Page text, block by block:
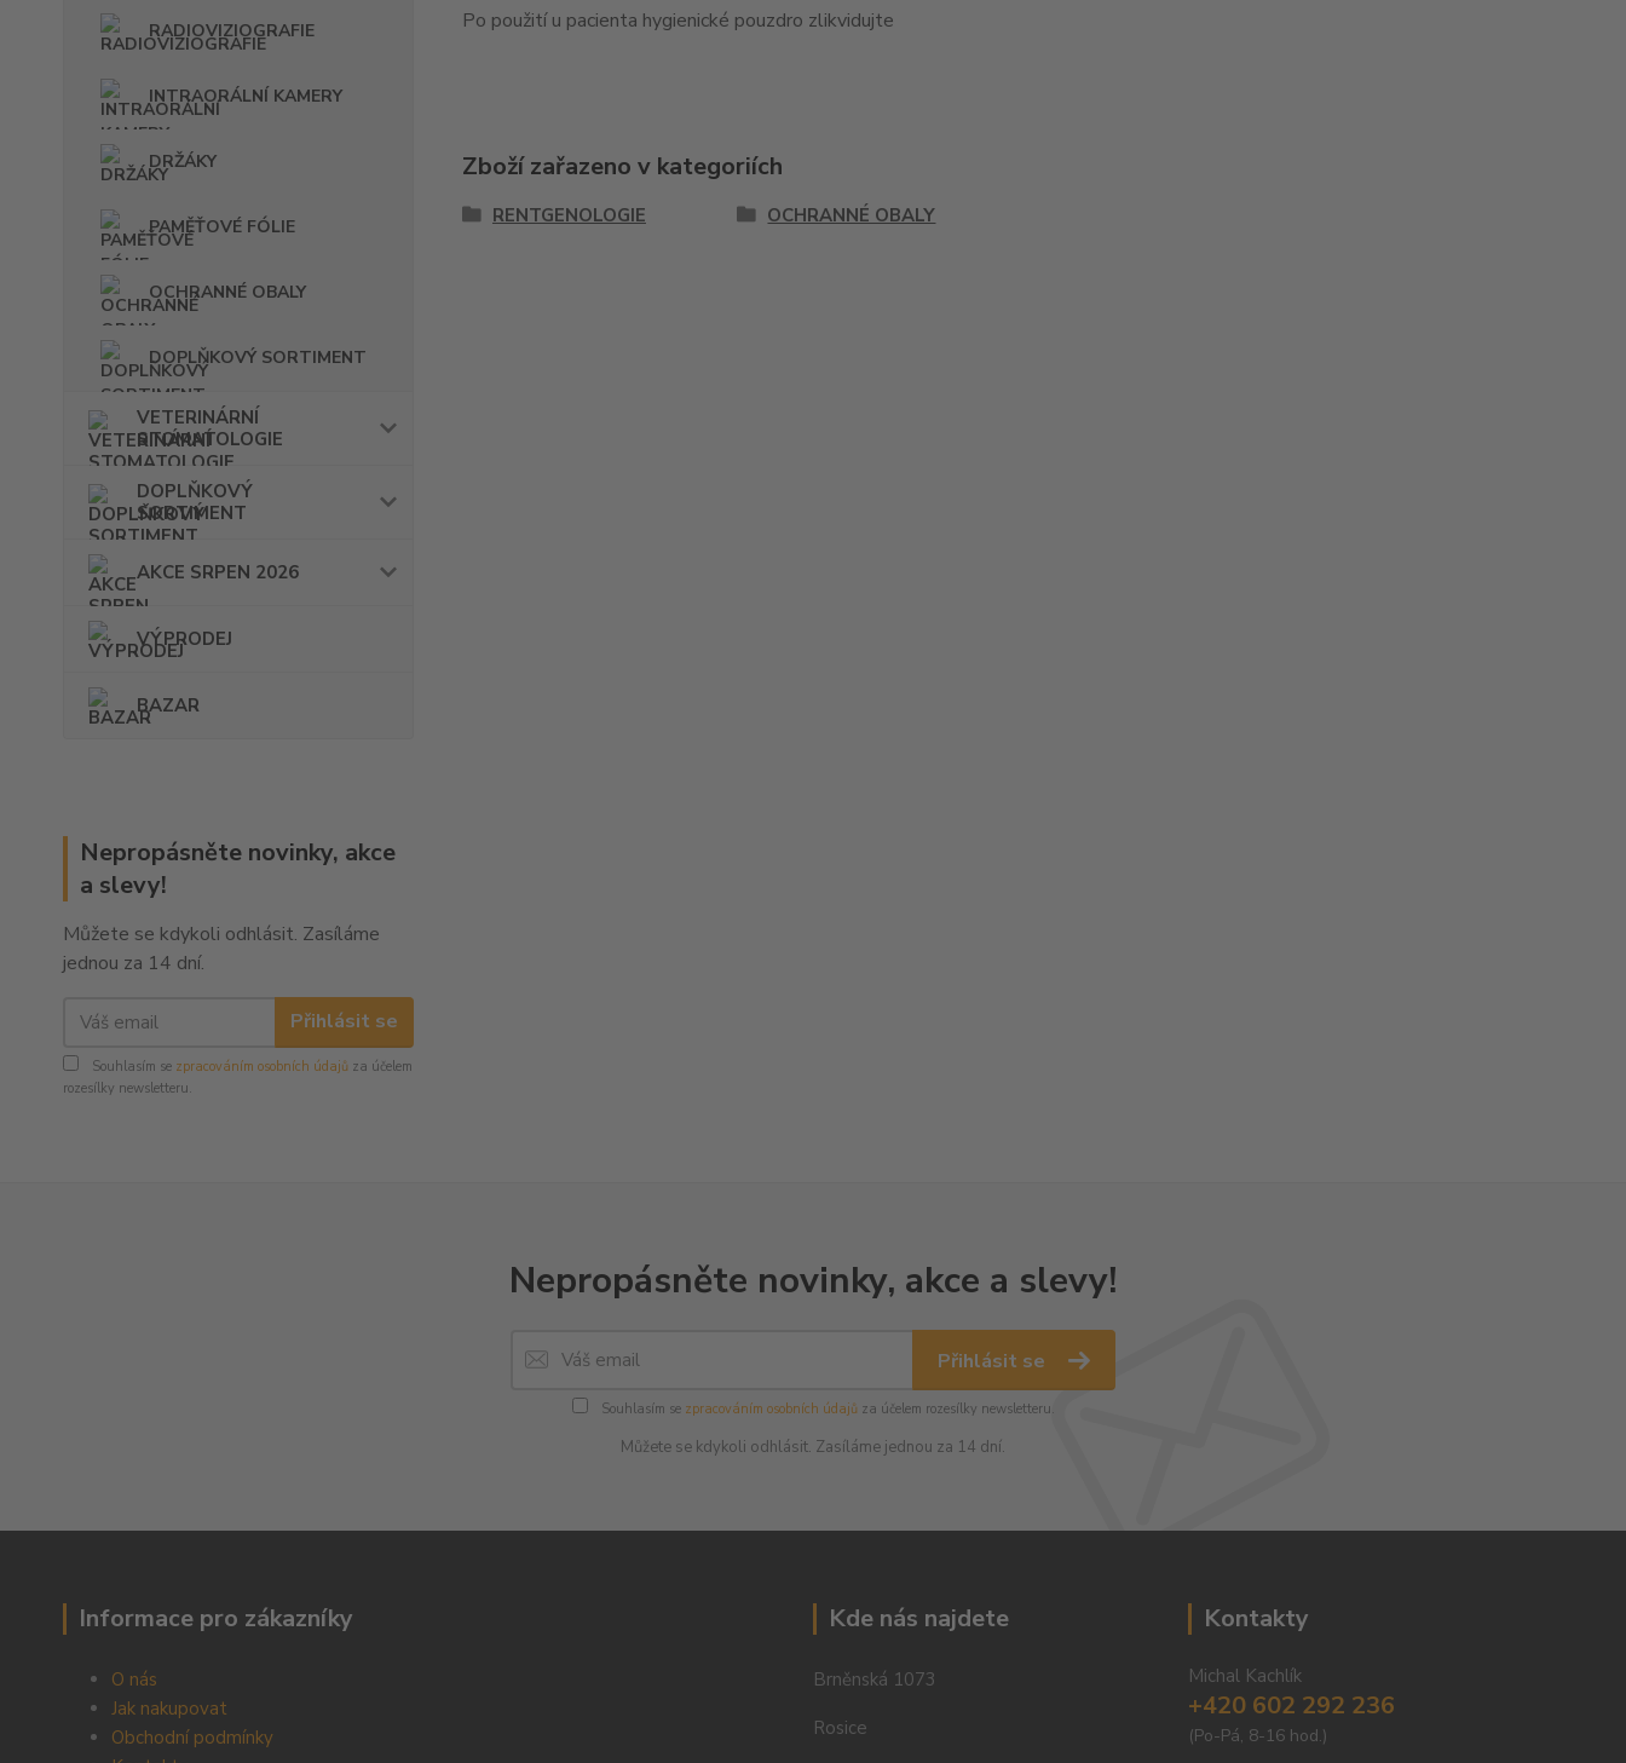
RADIOVIZIOGRAFIE
INTRAORÁLNÍ KAMERY
DRŽÁKY
PAMĚŤOVÉ FÓLIE
OCHRANNÉ OBALY
DOPLŇKOVÝ SORTIMENT
VETERINÁRNÍ
STOMATOLOGIE
DOPLŇKOVÝ
SORTIMENT
AKCE SRPEN 2026
VÝPRODEJ
BAZAR
Nepropásněte novinky, akce
a slevy!
Můžete se kdykoli odhlásit. Zasíláme
jednou za 14 dní.
Přihlásit se
Souhlasím se zpracováním osobních údajů za účelem
rozesílky newsletteru.
Po použití u pacienta hygienické pouzdro zlikvidujte
Zboží zařazeno v kategoriích
RENTGENOLOGIE OCHRANNÉ OBALY
Nepropásněte novinky, akce a slevy!
Přihlásit se
Souhlasím se zpracováním osobních údajůza účelem rozesílky newsletteru.
Můžete se kdykoli odhlásit. Zasíláme jednou za 14 dní.
Informace pro zákazníky
O nás
Jak nakupovat
Obchodní podmínky
Kde nás najdete
Brněnská 1073
Rosice
Kontakty
Michal Kachlík
+420 602 292 236
(Po-Pá, 8-16 hod.)